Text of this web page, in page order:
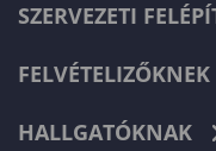
SZERVEZETI
FELVÉTELIZŐKNEK
HALLGATÓKNAK